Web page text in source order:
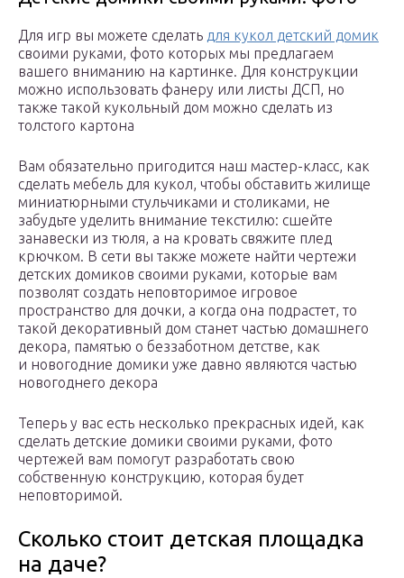
Для игр вы можете сделать для кукол детский домик
своими руками, фото которых мы предлагаем
вашего вниманию на картинке. Для конструкции
можно использовать фанеру или листы ДСП, но
также такой кукольный дом можно сделать из
толстого картона
Вам обязательно пригодится наш мастер-класс, как
сделать мебель для кукол, чтобы обставить жилище
миниатюрными стульчиками и столиками, не
забудьте уделить внимание текстилю: сшейте
занавески из тюля, а на кровать свяжите плед
крючком. В сети вы также можете найти чертежи
детских домиков своими руками, которые вам
позволят создать неповторимое игровое
пространство для дочки, а когда она подрастет, то
такой декоративный дом станет частью домашнего
декора, памятью о беззаботном детстве, как
и новогодние домики уже давно являются частью
новогоднего декора
Теперь у вас есть несколько прекрасных идей, как
сделать детские домики своими руками, фото
чертежей вам помогут разработать свою
собственную конструкцию, которая будет
неповторимой.
Сколько стоит детская площадка
на даче?